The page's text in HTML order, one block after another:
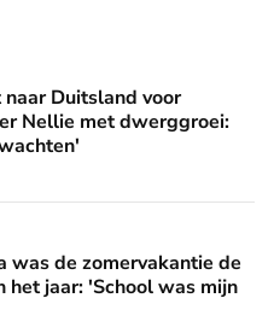
voor medicijn dochter
Duitsland voor
Nellie met dwerggroei:
de naarste tijd van
was de zomervakantie de
het jaar: 'School was mijn